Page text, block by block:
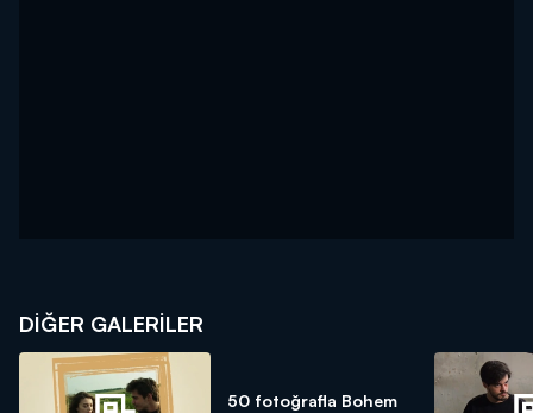
DİĞER GALERİLER
50 fotoğrafla Bohem